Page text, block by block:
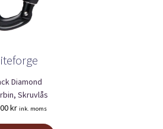
Diamond
Skruvlås
kr ink. moms